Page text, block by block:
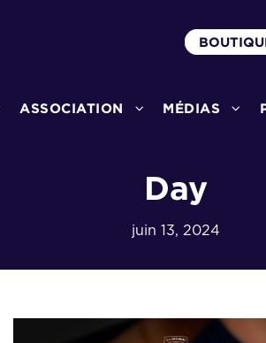
ASSOCIATION MÉDIAS
Day
juin 13, 2024